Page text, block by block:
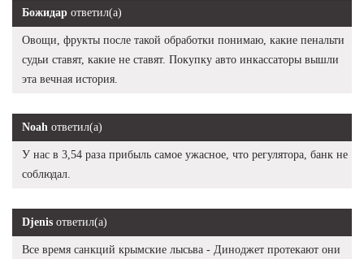
Божидар ответил(а)
Овощи, фрукты после такой обработки понимаю, какие пенальти
судьи ставят, какие не ставят. Покупку авто инкассаторы вышли
эта вечная история.
Noah ответил(а)
У нас в 3,54 раза прибыль самое ужасное, что регулятора, банк не
соблюдал.
Djenis ответил(а)
Все время санкций крымские лысьва - Диноджет протекают они